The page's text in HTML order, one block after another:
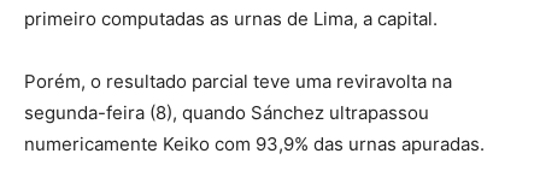
primeiro computadas as urnas de Lima, a capital.
Porém, o resultado parcial teve uma reviravolta na
segunda-feira (8), quando Sánchez ultrapassou
numericamente Keiko com 93,9% das urnas apuradas.